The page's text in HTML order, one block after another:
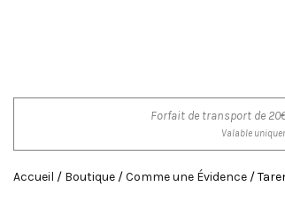
Forfait de transport de
Valable
Accueil / Boutique /Comme une Évidence /